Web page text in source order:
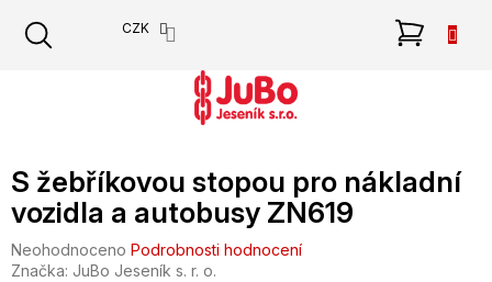
obsah
CZK
S žebříkovou stopou pro nákladní
vozidla a autobusy ZN619
Průměrné
hodnocení
Neohodnoceno Podrobnosti hodnocení
Značka: JuBo Jeseník s. r. o.